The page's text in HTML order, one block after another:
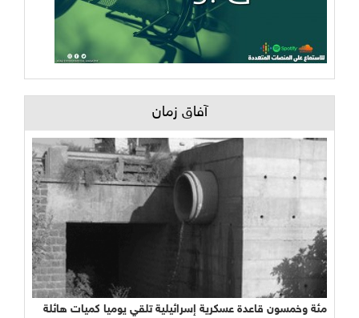
آفاق زمان
مئة وخمسون قاعدة عسكرية إسرائيلية تلقي يوميا كميات هائلة